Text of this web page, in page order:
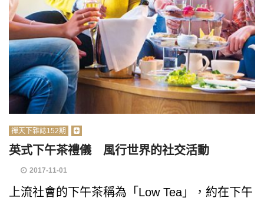
禪天下雜誌152期
英式下午茶禮儀 風行世界的社交活動
2017-11-01
上流社會的下午茶稱為「Low Tea」，約在下午